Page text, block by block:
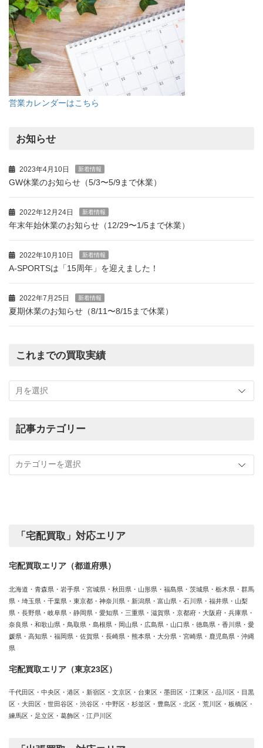
営業カレンダーはこちら
お知らせ
2023年4月10日 新着情報
GW休業のお知らせ（5/3〜5/9まで休業）
2022年12月24日 新着情報
年末年始休業のお知らせ（12/29〜1/5まで休業）
2022年10月10日 新着情報
A-SPORTSは「15周年」を迎えました！
2022年7月25日 新着情報
夏期休業のお知らせ（8/11〜8/15まで休業）
これまでの買取実績
ま
の
績
記事カテゴリー
カ
「宅配買取」対応エリア
宅配買取エリア（都道府県）
北海道・青森県・岩手県・宮城県・秋田県・山形県・福島県・茨城県・栃木県・群馬
県・埼玉県・千葉県・東京都・神奈川県・新潟県・富山県・石川県・福井県・山梨
県・長野県・岐阜県・静岡県・愛知県・三重県・滋賀県・京都府・大阪府・兵庫県・
奈良県・和歌山県・鳥取県・島根県・岡山県・広島県・山口県・徳島県・香川県・愛
媛県・高知県・福岡県・佐賀県・長崎県・熊本県・大分県・宮崎県・鹿児島県・沖縄
県
宅配買取エリア（東京23区）
千代田区・中央区・港区・新宿区・文京区・台東区・墨田区・江東区・品川区・目黒
区・大田区・世田谷区・渋谷区・中野区・杉並区・豊島区・北区・荒川区・板橋区・
練馬区・足立区・葛飾区・江戸川区